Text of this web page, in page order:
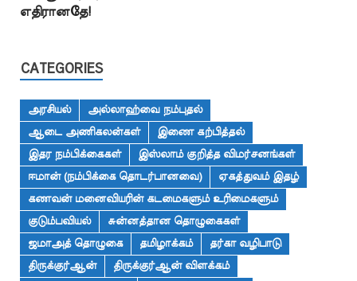
எதிரானதே!
CATEGORIES
அரசியல்
அல்லாஹ்வை நம்புதல்
ஆடை அணிகலன்கள்
இணை கற்பித்தல்
இதர நம்பிக்கைகள்
இஸ்லாம் குறித்த விமர்சனங்கள்
ஈமான் (நம்பிக்கை தொடர்பானவை)
ஏகத்துவம் இதழ்
கணவன் மனைவியரின் கடமைகளும் உரிமைகளும்
குடும்பவியல்
சுன்னத்தான தொழுகைகள்
ஜமாஅத் தொழுகை
தமிழாக்கம்
தர்கா வழிபாடு
திருக்குர்ஆன்
திருக்குர்ஆன் விளக்கம்